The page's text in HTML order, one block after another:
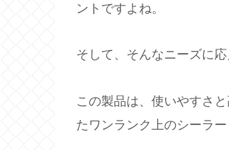
ントですよね。
そして、そんなニーズに
この製品は、使いやすさ
たワンランク上のシーラ